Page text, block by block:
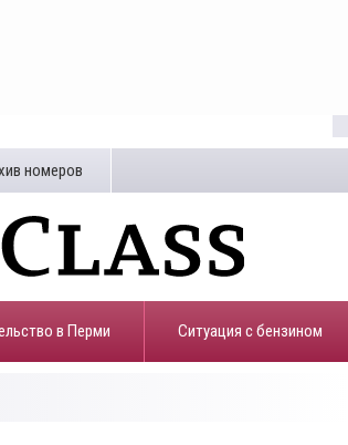
номеров
в Перми ​Ситуация с бензином